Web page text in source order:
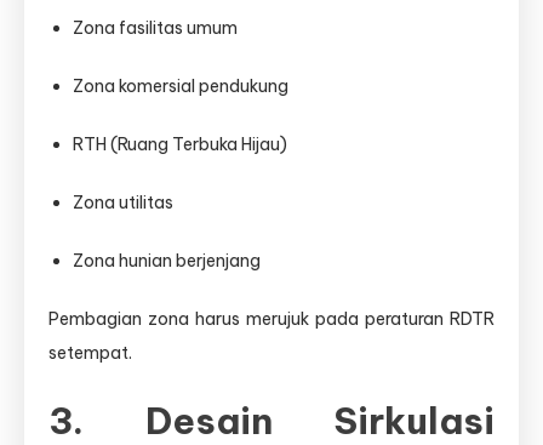
Zona fasilitas umum
Zona komersial pendukung
RTH (Ruang Terbuka Hijau)
Zona utilitas
Zona hunian berjenjang
Pembagian zona harus merujuk pada peraturan RDTR
setempat.
3. Desain Sirkulasi